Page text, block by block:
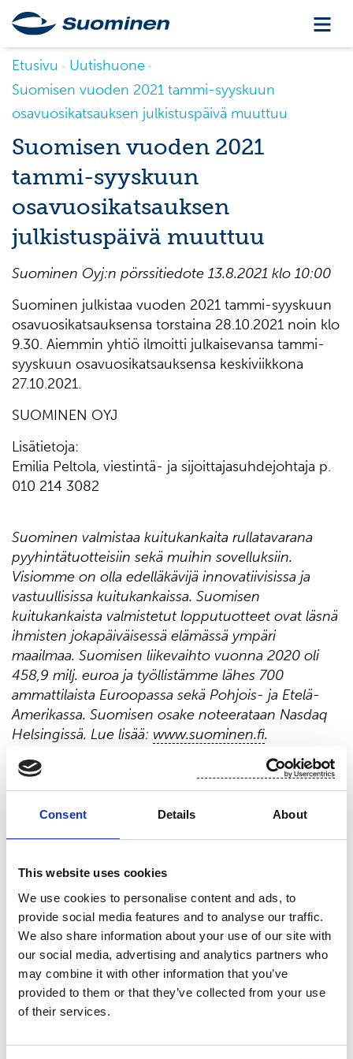
Consent Details About
This website uses cookies
We use cookies to personalise content and ads, to
provide social media features and to analyse our traffic.
We also share information about your use of our site with
our social media, advertising and analytics partners who
may combine it with other information that you’ve
provided to them or that they’ve collected from your use
of their services.
Etusivu
Uutishuone
Suomisen vuoden 2021 tammi-syyskuun
osavuosikatsauksen julkistuspäivä muuttuu
Suomisen vuoden 2021
tammi-syyskuun
osavuosikatsauksen
julkistuspäivä muuttuu
Suominen Oyj:n pörssitiedote 13.8.2021 klo 10:00
Suominen julkistaa vuoden 2021 tammi-syyskuun
osavuosikatsauksensa torstaina 28.10.2021 noin klo
9.30. Aiemmin yhtiö ilmoitti julkaisevansa tammi-
syyskuun osavuosikatsauksensa keskiviikkona
27.10.2021.
SUOMINEN OYJ
Lisätietoja:
Emilia Peltola, viestintä- ja sijoittajasuhdejohtaja p.
010 214 3082
Suominen valmistaa kuitukankaita rullatavarana
pyyhintätuotteisiin sekä muihin sovelluksiin.
Visiomme on olla edelläkävijä innovatiivisissa ja
vastuullisissa kuitukankaissa. Suomisen
kuitukankaista valmistetut lopputuotteet ovat läsnä
ihmisten jokapäiväisessä elämässä ympäri
maailmaa. Suomisen liikevaihto vuonna 2020 oli
458,9 milj. euroa ja työllistämme lähes 700
ammattilaista Euroopassa sekä Pohjois- ja Etelä-
Amerikassa. Suomisen osake noteerataan Nasdaq
Helsingissä. Lue lisää: www.suominen.fi.
Jakelu:
Viimeisimmät uutiset
PÖRSSITIEDOTE
9.7.2026